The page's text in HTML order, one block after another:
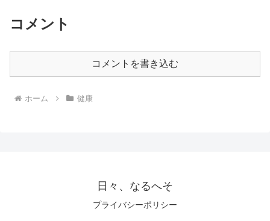
コメント
コメントを書き込む
ホーム 健康
日々、なるへそ
プライバシーポリシー